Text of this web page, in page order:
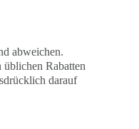
abweichen.
Rabatten
darauf